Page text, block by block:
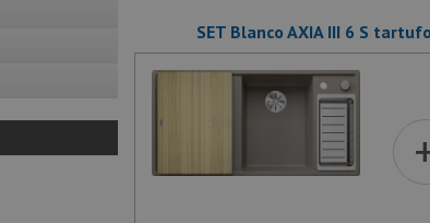
SET Blanco AXIA III 6 S